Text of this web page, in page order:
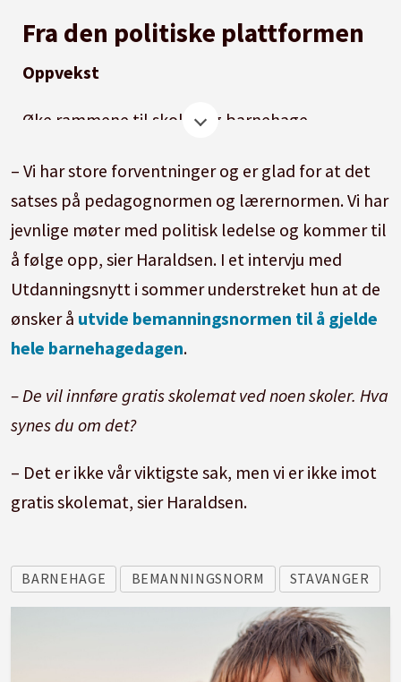
Fra den politiske plattformen
Oppvekst
Øke rammene til skoler og barnehage
Senke SFO-prisene
Innføre søskenmoderasjon mellom barnehage
og SFO
Oppfylle helsesykepleiernorm i skolen
Arbeide mot digital mobbing
Fremskynde rehabiliteringen av Kvernevik,
Tastaveden og Vaulen skole
Bygge ny skole på Storhaug så snart som mulig
En god by for barn og unge
områder med levekårsutfordringer
Holde hele barnetrygden utenfor beregning av
– Vi har store forventninger og er glad for at det
satses på pedagognormen og lærernormen. Vi har
jevnlige møter med politisk ledelse og kommer til
å følge opp, sier Haraldsen. I et intervju med
Utdanningsnytt i sommer understreket hun at de
ønsker å utvide bemanningsnormen til å gjelde
hele barnehagedagen.
– De vil innføre gratis skolemat ved noen skoler. Hva
synes du om det?
– Det er ikke vår viktigste sak, men vi er ikke imot
gratis skolemat, sier Haraldsen.
BARNEHAGE BEMANNINGSNORM STAVANGER